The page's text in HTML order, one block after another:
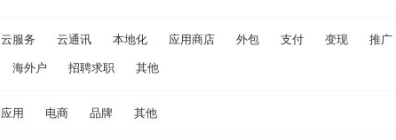
云服务 云通讯 本地化 应用商店 外包 支付 变现 推广
海外户 招聘求职 其他
应用 电商 品牌 其他